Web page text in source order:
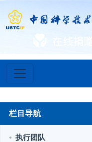
栏目导航
执行团队